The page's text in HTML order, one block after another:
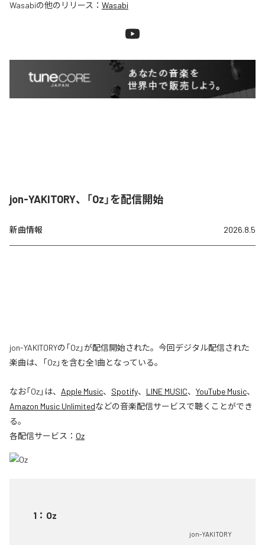
Wasabiの他のリリース： Wasabi
jon-YAKITORY、「Oz」を配信開始
新曲情報 2026.8.5
jon-YAKITORYの「Oz」が配信開始された。今回デジタル配信された
楽曲は、「Oz」を含む全1曲となっている。
なお「Oz」は、 Apple Music、 Spotify、 LINE MUSIC、 YouTube Music、
Amazon Music Unlimitedなどの音楽配信サービスで聴くことができ
る。
各配信サービス： Oz
1 ： Oz
jon-YAKITORY